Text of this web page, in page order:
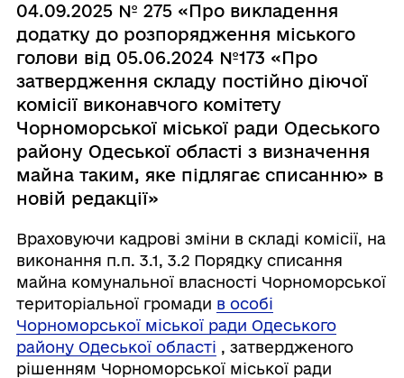
04.09.2025 № 275 «Про викладення
додатку до розпорядження міського
голови від 05.06.2024 №173 «Про
затвердження складу постійно діючої
комісії виконавчого комітету
Чорноморської міської ради Одеського
району Одеської області з визначення
майна таким, яке підлягає списанню» в
новій редакції»
Враховуючи кадрові зміни в складі комісії, на
виконання п.п. 3.1, 3.2 Порядку списання
майна комунальної власності Чорноморської
територіальної громади в особі
Чорноморської міської ради Одеського
району Одеської області , затвердженого
рішенням Чорноморської міської ради